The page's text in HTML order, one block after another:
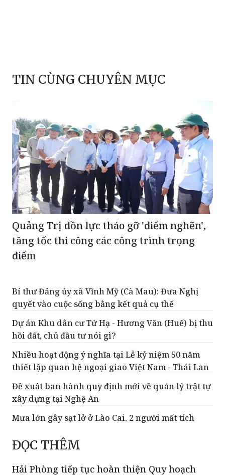
TIN CÙNG CHUYÊN MỤC
Quảng Trị dồn lực tháo gỡ 'điểm nghẽn',
tăng tốc thi công các công trình trọng
điểm
Bí thư Đảng ủy xã Vĩnh Mỹ (Cà Mau): Đưa Nghị
quyết vào cuộc sống bằng kết quả cụ thể
Dự án Khu dân cư Tứ Hạ - Hương Văn (Huế) bị thu
hồi đất, chủ đầu tư nói gì?
Nhiều hoạt động ý nghĩa tại Lễ kỷ niệm 50 năm
thiết lập quan hệ ngoại giao Việt Nam - Thái Lan
Đề xuất ban hành quy định mới về quản lý trật tự
xây dựng tại Nghệ An
Mưa lớn gây sạt lở ở Lào Cai, 2 người mất tích
ĐỌC THÊM
Hải Phòng tiếp tục hoàn thiện Quy hoạch